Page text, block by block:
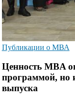
Публикации о МВА
Ценность MBA
программой, но
выпуска